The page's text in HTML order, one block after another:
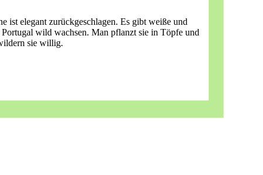
ist elegant zurückgeschlagen. Es gibt weiße und
wild wachsen. Man pflanzt sie in Töpfe und
sie willig.